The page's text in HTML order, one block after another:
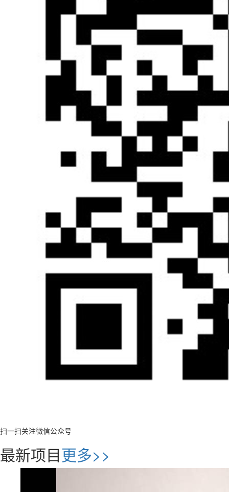
扫一扫关注微信公众号
最新项目更多>>